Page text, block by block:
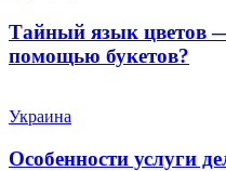
Тайный язык цветов —
помощью букетов?
Украина
Особенности услуги